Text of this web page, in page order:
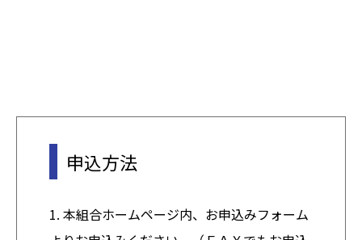
申込方法
1. 本組合ホームページ内、お申込みフォーム